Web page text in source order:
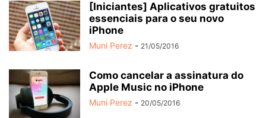
[Iniciantes] Aplicativos gratuitos
essenciais para o seu novo
iPhone
Muni Perez - 21/05/2016
Como cancelar a assinatura do
Apple Music no iPhone
Muni Perez - 20/05/2016